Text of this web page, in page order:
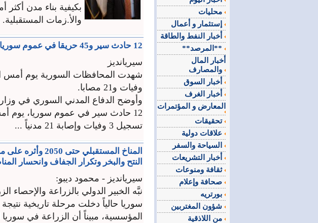
بكيفية بناء مدن
والأ.زمات
12 حادث سير و45 حريقا في عموم سوريا أمس الجمعة
سيريانديز
وفيات و21 مصابا.
وأوضح الدفاع المدني السوري في
تسجيل 3 وفيات وإصابة 21 مدنياً ...
المناخ
النتح والبخر وتكرار الجفاف وانحسار
سيريانديز - محمود ديبو:
نبَّه الخبير الدولي بالزراعة
سوريا حالياً دخلت مرحلة تاريخية نتيجة
المؤسسية، مبيناً أن الزراعة في
**المرصد**
أخبار المال
المعارض و المؤتمرات
تحقيقات
ثقافة ومنوعات